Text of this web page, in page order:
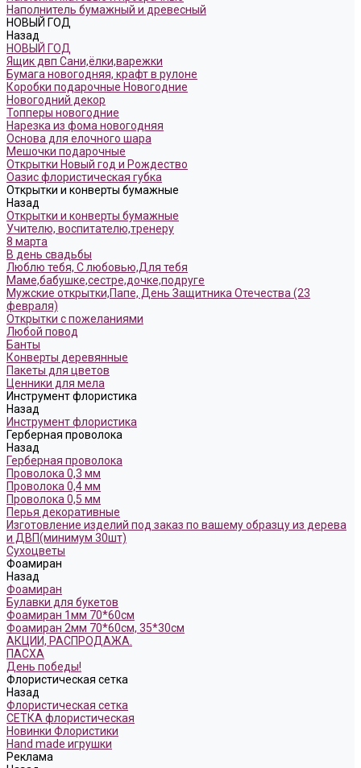
Наполнитель бумажный и древесный
НОВЫЙ ГОД
Назад
НОВЫЙ ГОД
Ящик двп Сани,ёлки,варежки
Бумага новогодняя, крафт в рулоне
Коробки подарочные Новогодние
Новогодний декор
Топперы новогодние
Нарезка из фома новогодняя
Основа для елочного шара
Мешочки подарочные
Открытки Новый год и Рождество
Оазис флористическая губка
Открытки и конверты бумажные
Назад
Открытки и конверты бумажные
Учителю, воспитателю,тренеру
8 марта
В день свадьбы
Люблю тебя, С любовью,Для тебя
Маме,бабушке,сестре,дочке,подруге
Мужские открытки,Папе, День Защитника Отечества (23
февраля)
Открытки с пожеланиями
Любой повод
Банты
Конверты деревянные
Пакеты для цветов
Ценники для мела
Инструмент флористика
Назад
Инструмент флористика
Герберная проволока
Назад
Герберная проволока
Проволока 0,3 мм
Проволока 0,4 мм
Проволока 0,5 мм
Перья декоративные
Изготовление изделий под заказ по вашему образцу из дерева
и ДВП(минимум 30шт)
Сухоцветы
Фоамиран
Назад
Фоамиран
Булавки для букетов
Фоамиран 1мм 70*60см
Фоамиран 2мм 70*60см, 35*30см
АКЦИИ, РАСПРОДАЖА.
ПАСХА
День победы!
Флористическая сетка
Назад
Флористическая сетка
СЕТКА флористическая
Новинки Флористики
Hand made игрушки
Реклама